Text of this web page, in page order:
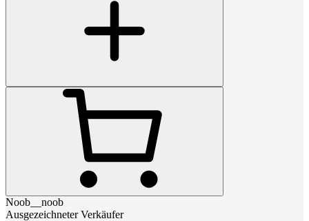
Noob__noob
Ausgezeichneter Verkäufer